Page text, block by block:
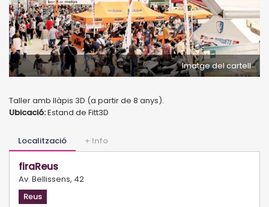
Imatge del cartell
Taller amb llàpis 3D (a partir de 8 anys).
Ubicació:Estand de Fitt3D
Localització + Info
firaReus
Av. Bellissens, 42
Reus